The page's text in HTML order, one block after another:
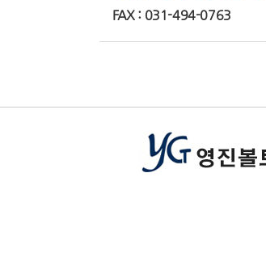
FAX : 031-494-0763